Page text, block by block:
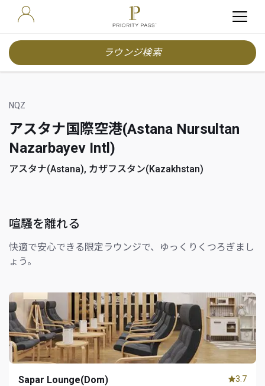
ラウンジ検索
NQZ
アスタナ国際空港(Astana Nursultan
Nazarbayev Intl)
アスタナ(Astana), カザフスタン(Kazakhstan)
喧騒を離れる
快適で安心できる限定ラウンジで、ゆっくりくつろぎまし
ょう。
Sapar Lounge(Dom) 3.7